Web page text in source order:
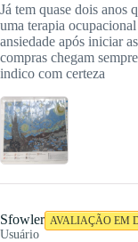
Já tem quase dois anos
uma terapia
ansiedade após iniciar
compras chegam
indico com certeza
Sfowler
Usuário
AVALIAÇÃO EM